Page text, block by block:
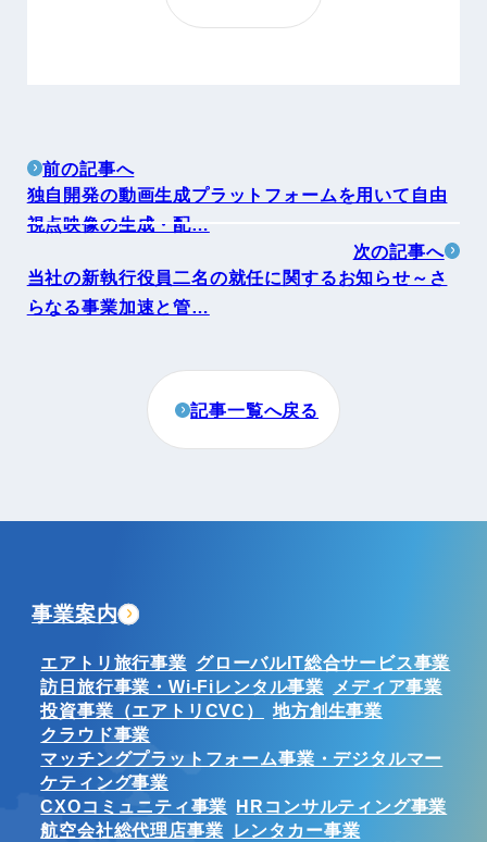
前の記事へ
独自開発の動画生成プラットフォームを用いて自由
視点映像の生成・配…
次の記事へ
当社の新執行役員二名の就任に関するお知らせ～さ
らなる事業加速と管…
記事一覧へ戻る
事業案内
エアトリ旅行事業 グローバルIT総合サービス事業
訪日旅行事業・Wi-Fiレンタル事業
メディア事業
投資事業（エアトリCVC）
地方創生事業
クラウド事業
マッチングプラットフォーム事業・デジタルマー
ケティング事業
CXOコミュニティ事業 HRコンサルティング事業
航空会社総代理店事業
レンタカー事業